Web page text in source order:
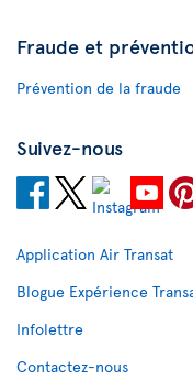
Fraude et
Prévention de la fraude
Suivez-nous
Application Air Transat
Blogue Expérience
Infolettre
Contactez-nous